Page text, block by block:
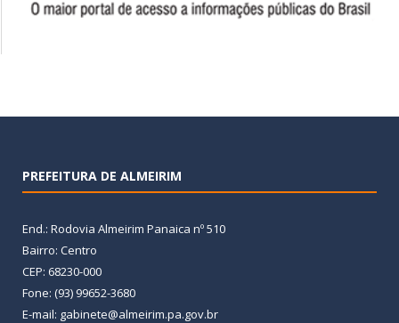
PREFEITURA DE ALMEIRIM
End.: Rodovia Almeirim Panaica nº 510
Bairro: Centro
CEP: 68230-000
Fone: (93) 99652-3680
E-mail: gabinete@almeirim.pa.gov.br